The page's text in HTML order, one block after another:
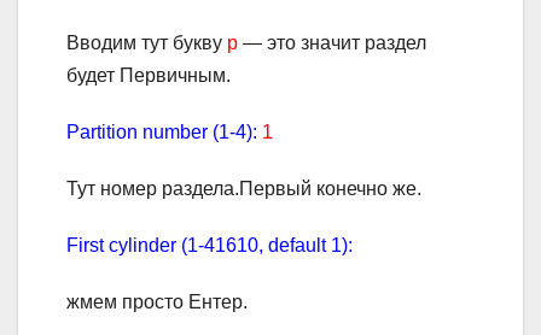
Вводим тут букву p — это значит раздел
будет Первичным.
Partition number (1-4): 1
Тут номер раздела.Первый конечно же.
First cylinder (1-41610, default 1):
жмем просто Ентер.